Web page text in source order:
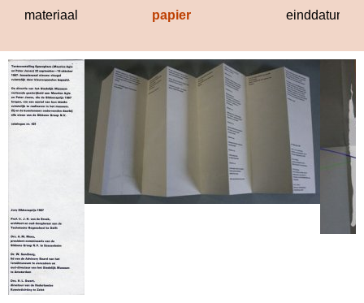
materiaal papier einddatum